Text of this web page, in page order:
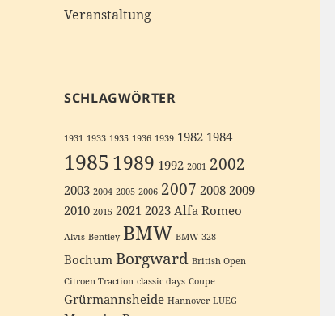
Veranstaltung
SCHLAGWÖRTER
1931 1933 1935 1936 1939 1982 1984
19851989 1992 2001 2002
2003 2004 2005 2006 2007 20082009
2010 2015 2021 2023Alfa Romeo
Alvis Bentley BMW BMW 328
BochumBorgward British Open
Citroen Traction classic days Coupe
Grürmannsheide Hannover LUEG